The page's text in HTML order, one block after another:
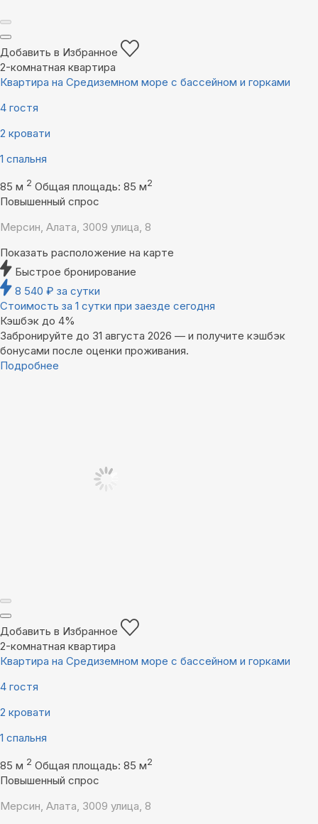
Добавить в Избранное
2-комнатная квартира
Квартира на Средиземном море с бассейном и горками
4 гостя
2 кровати
1 спальня
85 м 2 Общая площадь: 85 м2
Повышенный спрос
Мерсин, Алата, 3009 улица, 8
Показать расположение на карте
Быстрое бронирование
8 540 ₽ за сутки
Стоимость за 1 сутки при заезде сегодня
Кэшбэк до 4%
Забронируйте до 31 августа 2026 — и получите кэшбэк
бонусами после оценки проживания.
Подробнее
Добавить в Избранное
2-комнатная квартира
Квартира на Средиземном море с бассейном и горками
4 гостя
2 кровати
1 спальня
85 м 2 Общая площадь: 85 м2
Повышенный спрос
Мерсин, Алата, 3009 улица, 8